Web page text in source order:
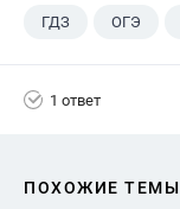
ГДЗ ОГЭ
1 ответ
ПОХОЖИЕ ТЕМЫ